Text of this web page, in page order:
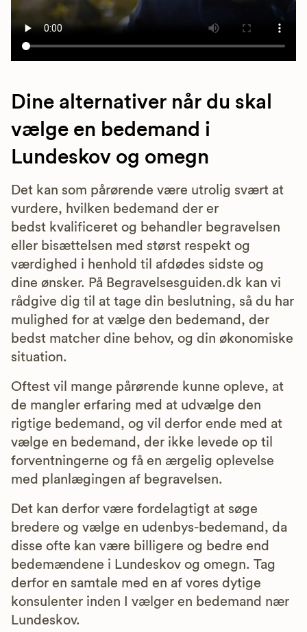
Dine alternativer når du skal
vælge en bedemand i
Lundeskov og omegn
Det kan som pårørende være utrolig svært at
vurdere, hvilken bedemand der er
bedst kvalificeret og behandler begravelsen
eller bisættelsen med størst respekt og
værdighed i henhold til afdødes sidste og
dine ønsker. På Begravelsesguiden.dk kan vi
rådgive dig til at tage din beslutning, så du har
mulighed for at vælge den bedemand, der
bedst matcher dine behov, og din økonomiske
situation.
Oftest vil mange pårørende kunne opleve, at
de mangler erfaring med at udvælge den
rigtige bedemand, og vil derfor ende med at
vælge en bedemand, der ikke levede op til
forventningerne og få en ærgelig oplevelse
med planlægingen af begravelsen.
Det kan derfor være fordelagtigt at søge
bredere og vælge en udenbys-bedemand, da
disse ofte kan være billigere og bedre end
bedemændene i Lundeskov og omegn. Tag
derfor en samtale med en af vores dytige
konsulenter inden I vælger en bedemand nær
Lundeskov.